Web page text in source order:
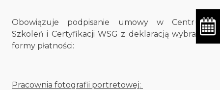
Obowiązuje podpisanie umowy w Centrum
Szkoleń i Certyfikacji WSG z deklaracją wybranej
formy płatności:
Pracownia fotografii portretowej: